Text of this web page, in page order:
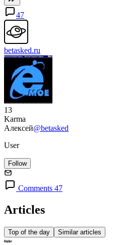
47
betasked.ru
13
Karma
Алексей@betasked
User
Follow
Comments 47
Articles
Top of the day Similar articles